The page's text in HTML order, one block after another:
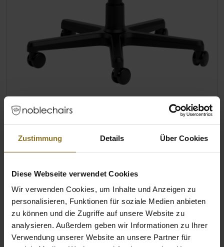
Zustimmung Details Über Cookies
Diese Webseite verwendet Cookies
Wir verwenden Cookies, um Inhalte und Anzeigen zu
personalisieren, Funktionen für soziale Medien anbieten
zu können und die Zugriffe auf unsere Website zu
analysieren. Außerdem geben wir Informationen zu Ihrer
Verwendung unserer Website an unsere Partner für
PU-KUNSTLEDER IN DRAKONISCHEM
DESIGN
Unser robustes, 100 % veganes PU-
das unverkennbare Logo und die
den kalten Norden Tamriels eintauchen.
Wasserabweisend, einfach zu reinigen,
atmungsaktiv und robust
1,55 mm dickes, 100 % veganes PU-